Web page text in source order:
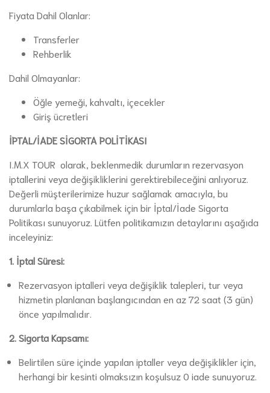
Fiyata Dahil Olanlar:
Transferler
Rehberlik
Dahil Olmayanlar:
Öğle yemeği, kahvaltı, içecekler
Giriş ücretleri
İPTAL/İADE SİGORTA POLİTİKASI
I.M.X TOUR olarak, beklenmedik durumların rezervasyon
iptallerini veya değişikliklerini gerektirebileceğini anlıyoruz.
Değerli müşterilerimize huzur sağlamak amacıyla, bu
durumlarla başa çıkabilmek için bir İptal/İade Sigorta
Politikası sunuyoruz. Lütfen politikamızın detaylarını aşağıda
inceleyiniz:
1. İptal Süresi:
Rezervasyon iptalleri veya değişiklik talepleri, tur veya
hizmetin planlanan başlangıcından en az 72 saat (3 gün)
önce yapılmalıdır.
2. Sigorta Kapsamı:
Belirtilen süre içinde yapılan iptaller veya değişiklikler için,
herhangi bir kesinti olmaksızın koşulsuz 0 iade sunuyoruz.